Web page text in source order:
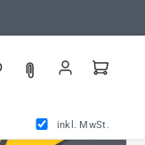
inkl. MwSt.